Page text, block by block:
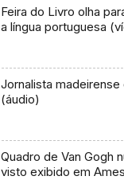
Feira do Livro olha
a língua portuguesa
Jornalista madeirense
(áudio)
Quadro de Van Gogh
visto exibido em